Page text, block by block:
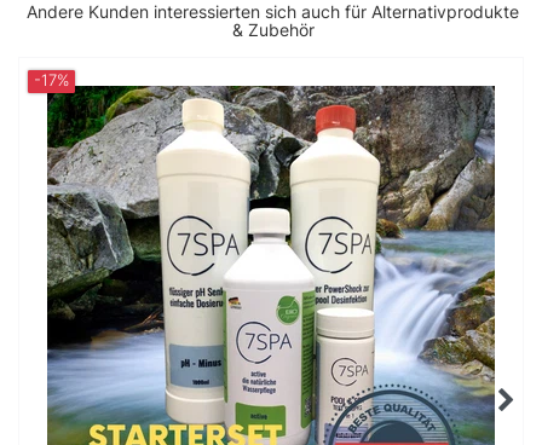
Andere Kunden interessierten sich auch für Alternativprodukte
& Zubehör
-17%